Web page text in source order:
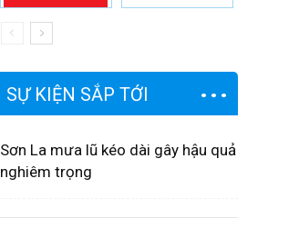
SỰ KIỆN SẮP TỚI
Sơn La mưa lũ kéo dài gây hậu quả
nghiêm trọng